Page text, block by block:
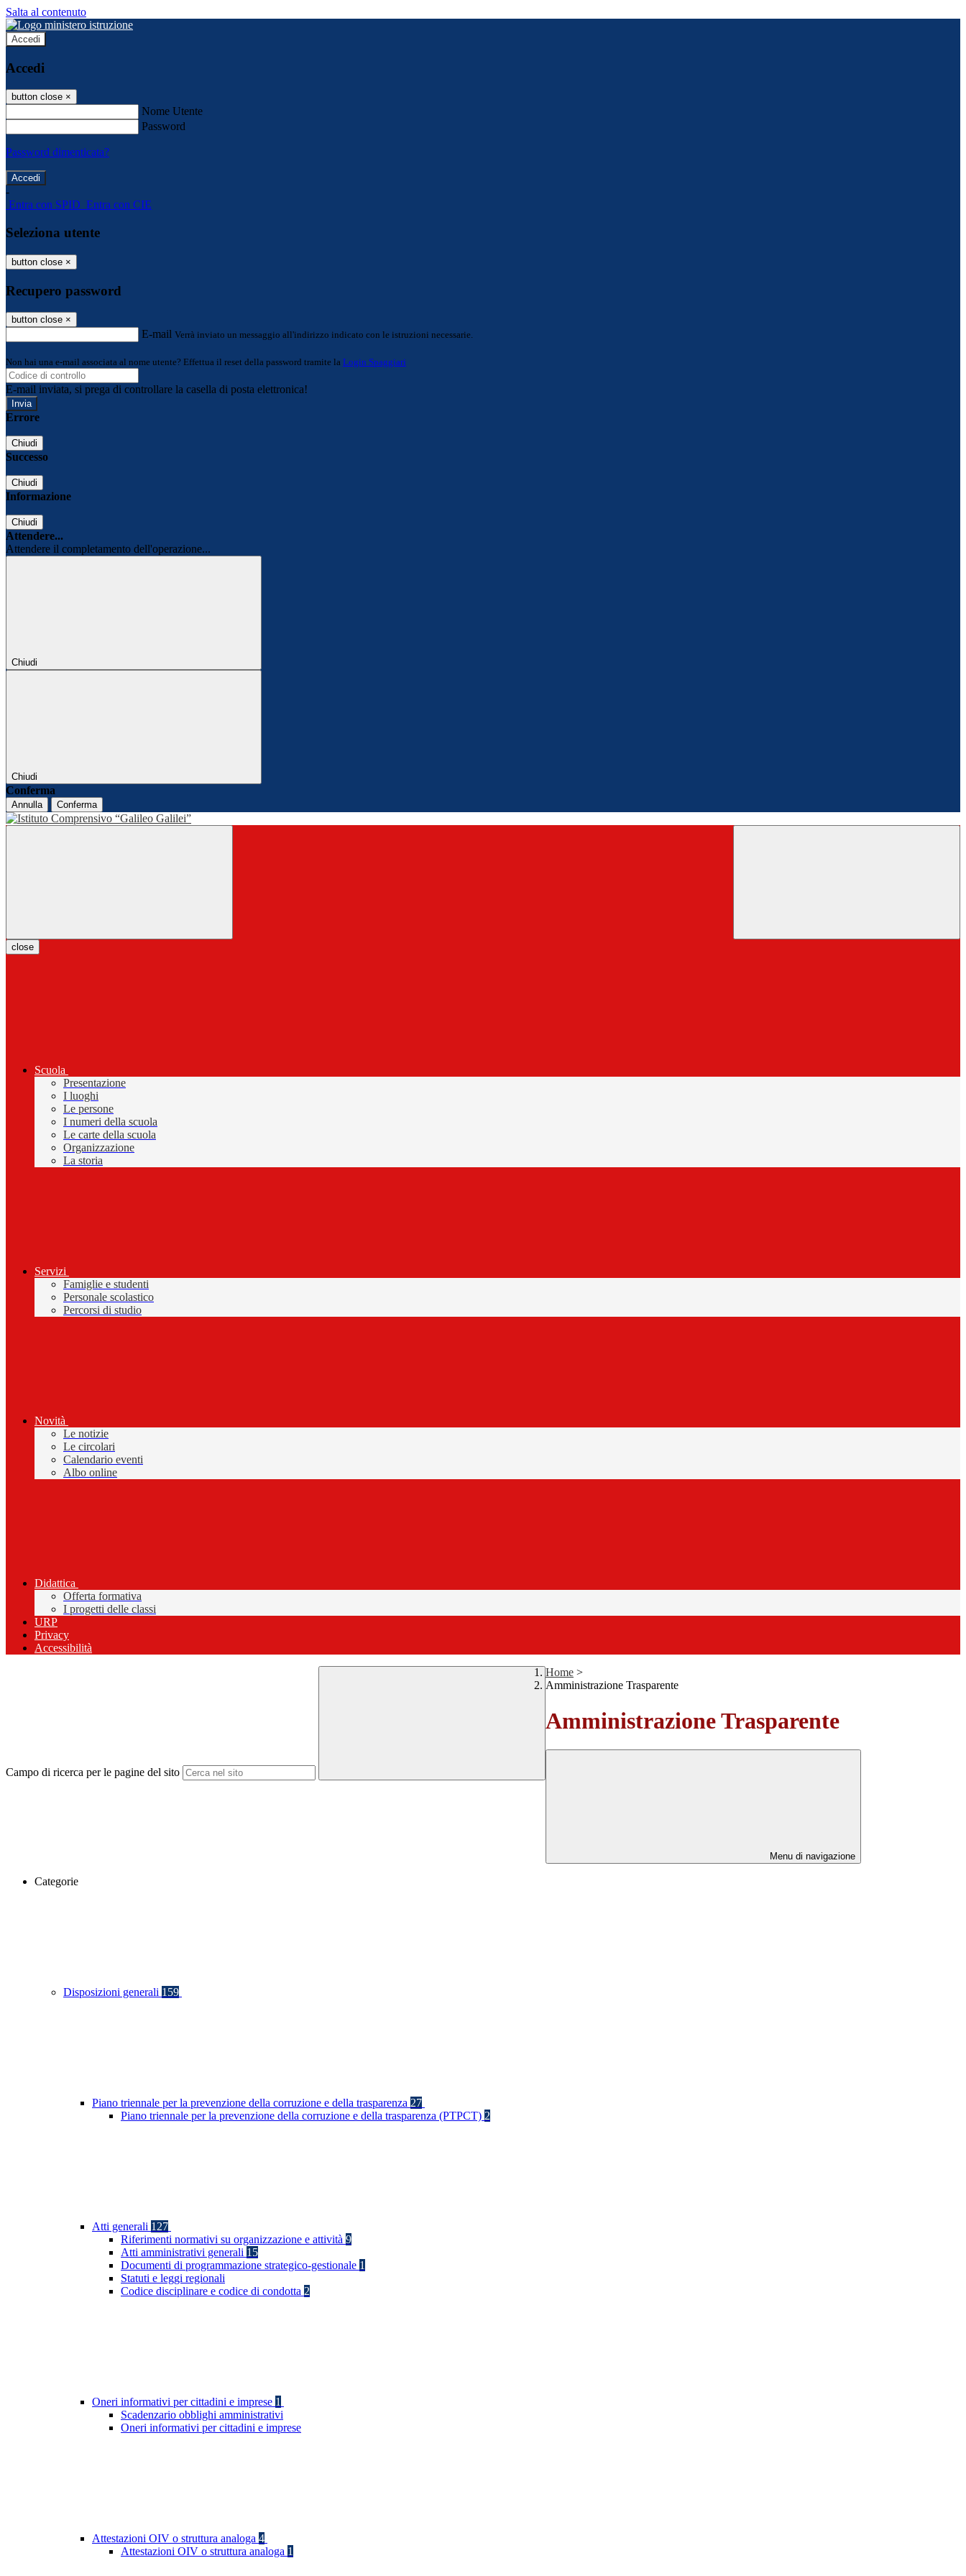
Salta al contenuto
Accedi
Accedi
button close ×
Nome Utente
Password
Password dimenticata?
-
Entra con SPID Entra con CIE
Seleziona utente
button close ×
Recupero password
button close ×
E-mail Verrà inviato un messaggio all'indirizzo indicato con le istruzioni necessarie.
Non hai una e-mail associata al nome utente? Effettua il reset della password tramite la Login Spaggiari
E-mail inviata, si prega di controllare la casella di posta elettronica!
Errore
Chiudi
Successo
Chiudi
Informazione
Chiudi
Attendere...
Attendere il completamento dell'operazione...
Chiudi
Chiudi
Conferma
Annulla Conferma
close
Scuola
Presentazione
I luoghi
Le persone
I numeri della scuola
Le carte della scuola
Organizzazione
La storia
Servizi
Famiglie e studenti
Personale scolastico
Percorsi di studio
Novità
Le notizie
Le circolari
Calendario eventi
Albo online
Didattica
Offerta formativa
I progetti delle classi
URP
Privacy
Accessibilità
Campo di ricerca per le pagine del sito
Home >
Amministrazione Trasparente
Amministrazione Trasparente
Menu di navigazione
Categorie
Disposizioni generali 159
Piano triennale per la prevenzione della corruzione e della trasparenza 27
Piano triennale per la prevenzione della corruzione e della trasparenza (PTPCT) 2
Atti generali 127
Riferimenti normativi su organizzazione e attività 9
Atti amministrativi generali 15
Documenti di programmazione strategico-gestionale 1
Statuti e leggi regionali
Codice disciplinare e codice di condotta 2
Oneri informativi per cittadini e imprese 1
Scadenzario obblighi amministrativi
Oneri informativi per cittadini e imprese
Attestazioni OIV o struttura analoga 4
Attestazioni OIV o struttura analoga 1